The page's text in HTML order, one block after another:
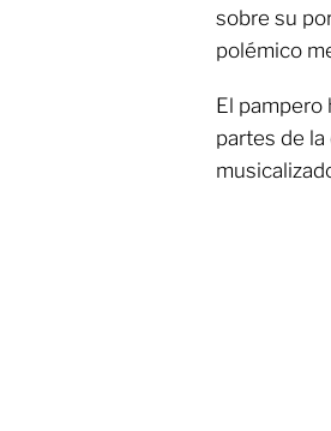
sobre su
polémico
El pampero
partes de la